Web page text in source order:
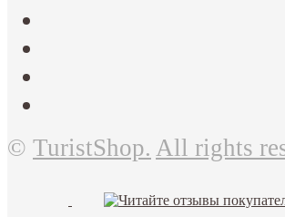
© TuristShop. All rights